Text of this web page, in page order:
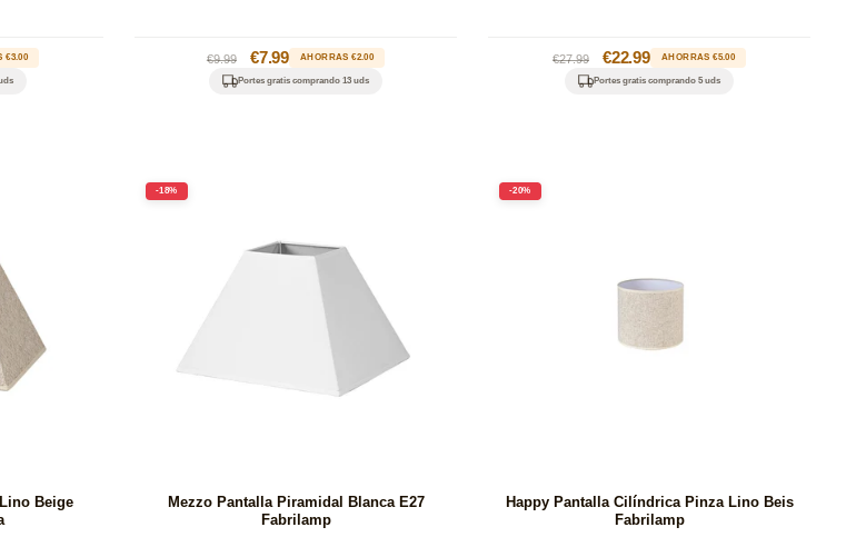
€3.00
Precio
habitual
€9.99
Precio
oferta
€7.99 AHORRAS €2.00
Portes gratis comprando 13 uds
Precio
habitual
€27.99
Precio
oferta
€22.99 AHORRAS €5.00
Portes gratis comprando 5 uds
Beige
-18%
Mezzo Pantalla Piramidal Blanca E27
Fabrilamp
-20%
Happy Pantalla Cilíndrica Pinza Lino Beis
Fabrilamp